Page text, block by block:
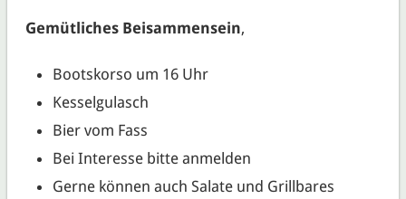
Gemütliches Beisammensein,
Bootskorso um 16 Uhr
Kesselgulasch
Bier vom Fass
Bei Interesse bitte anmelden
Gerne können auch Salate und Grillbares